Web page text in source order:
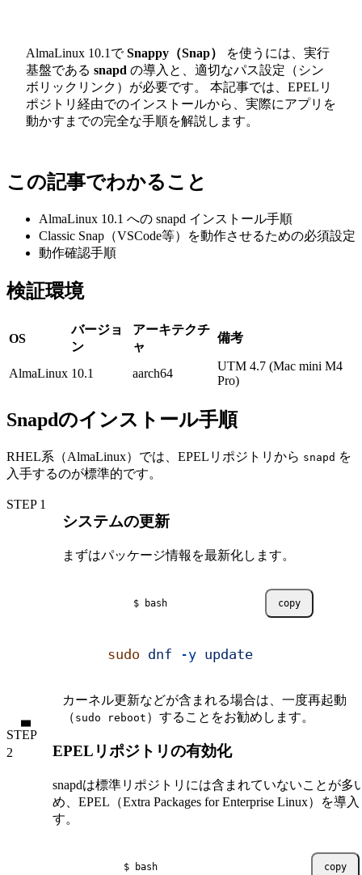
AlmaLinux 10.1でSnappy（Snap）
を使うには、実行
基盤である snapd の導入と、適切なパス設定（シン
ボリックリンク）が必要です。 本記事では、EPELリ
ポジトリ経由でのインストールから、実際にアプリを
動かすまでの完全な手順を解説します。
この記事でわかること
AlmaLinux 10.1 への snapd インストール手順
Classic Snap（VSCode等）を動作させるための必須設定
動作確認手順
検証環境
OS
バージョ
ン
アーキテクチ
ャ
備考
AlmaLinux 10.1 aarch64
UTM 4.7 (Mac mini M4
Pro)
Snapdのインストール手順
RHEL系（AlmaLinux）では、EPELリポジトリから snapd を
入手するのが標準的です。
STEP
システムの更新
まずはパッケージ情報を最新化します。
$ bash copy
sudo dnf -y update
カーネル更新などが含まれる場合は、一度再起動
（ sudo reboot ）することをお勧めします。
STEP
EPELリポジトリの有効化
snapdは標準リポジトリには含まれていないことが多
め、EPEL（Extra Packages for Enterprise Linux）を導
す。
$ bash copy